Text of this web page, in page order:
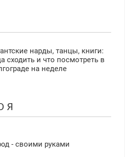
нарды, танцы, книги:
сходить и что посмотреть в
на неделе
Я
- своими руками